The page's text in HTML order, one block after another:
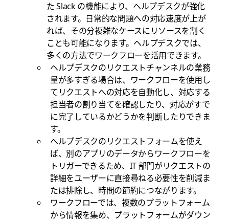
た Slack の機能により、ヘルプデスクが強化
されます。日常的な問題への対応速度が上が
れば、その分複雑なケースにリソースを割く
ことも可能になります。ヘルプデスクでは、
多くの方法でワークフローを活用できます。
ヘルプデスクのリクエストチャンネルの業務
量が多すぎる場合は、ワークフローを使用し
てリクエストへの対応を自動化し、対応する
担当者の割り当てを確認したり、対応がすで
に完了しているかどうかを判断したりできま
す。
ヘルプデスクのリクエストフォームを使え
ば、別のアプリのデータからワークフローを
トリガーできるため、IT 部門がリクエストの
詳細をユーザーに直接尋ねる必要性を削減ま
たは排除し、時間の節約につながります。
ワークフローでは、複数のプラットフォーム
から情報を集め、プラットフォームがダウン